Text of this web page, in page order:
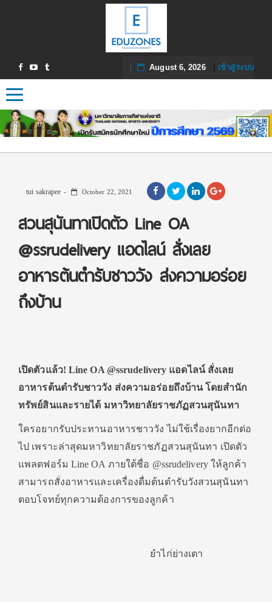
August 6, 2026| เข้าสู่ระบบ
Toggle navigation
tui sakrapee October 22, 2021
สวนสุนันทาเปิดตัว Line OA
@ssrudelivery แอดไลน์ สั่งเลย
อาหารต้นตำรับชาววัง ส่งความอร่อย
ถึงบ้าน
เปิดตัวแล้ว! Line OA @ssrudelivery แอดไลน์ สั่งเลย
อาหารต้นตำรับชาววัง ส่งความอร่อยถึงบ้าน โดยสำนัก
ทรัพย์สินและรายได้ มหาวิทยาลัยราชภัฏสวนสุนันทา
ใครอยากรับประทานอาหารชาววัง ไม่ใช้เรื่องยากอีกต่อ
ไป เพราะล่าสุดมหาวิทยาลัยราชภัฏสวนสุนันทา เปิดตัว
แพลตฟอร์ม Line OA ภายใต้ชื่อ @ssrudelivery ให้ลูกค้า
สามารถสั่งอาหารและเครื่องดื่มต้นตำรับวังสวนสุนันทา
ตอบโจทย์ทุกความต้องการของลูกค้า
ยำไก่ย่างเตา